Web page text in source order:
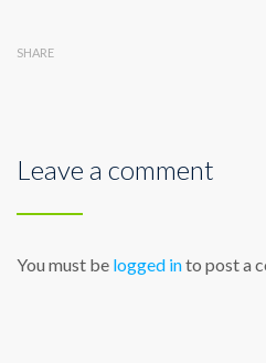
SHARE
Leave a comment
You must be logged into post a